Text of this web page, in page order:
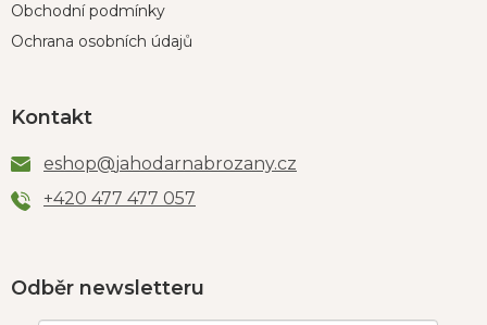
Obchodní podmínky
Ochrana osobních údajů
Kontakt
eshop@jahodarnabrozany.cz
+420 477 477 057
Odběr newsletteru